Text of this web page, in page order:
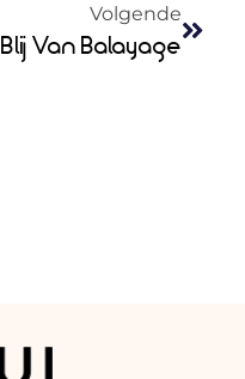
Volgende
Blij Van Balayage